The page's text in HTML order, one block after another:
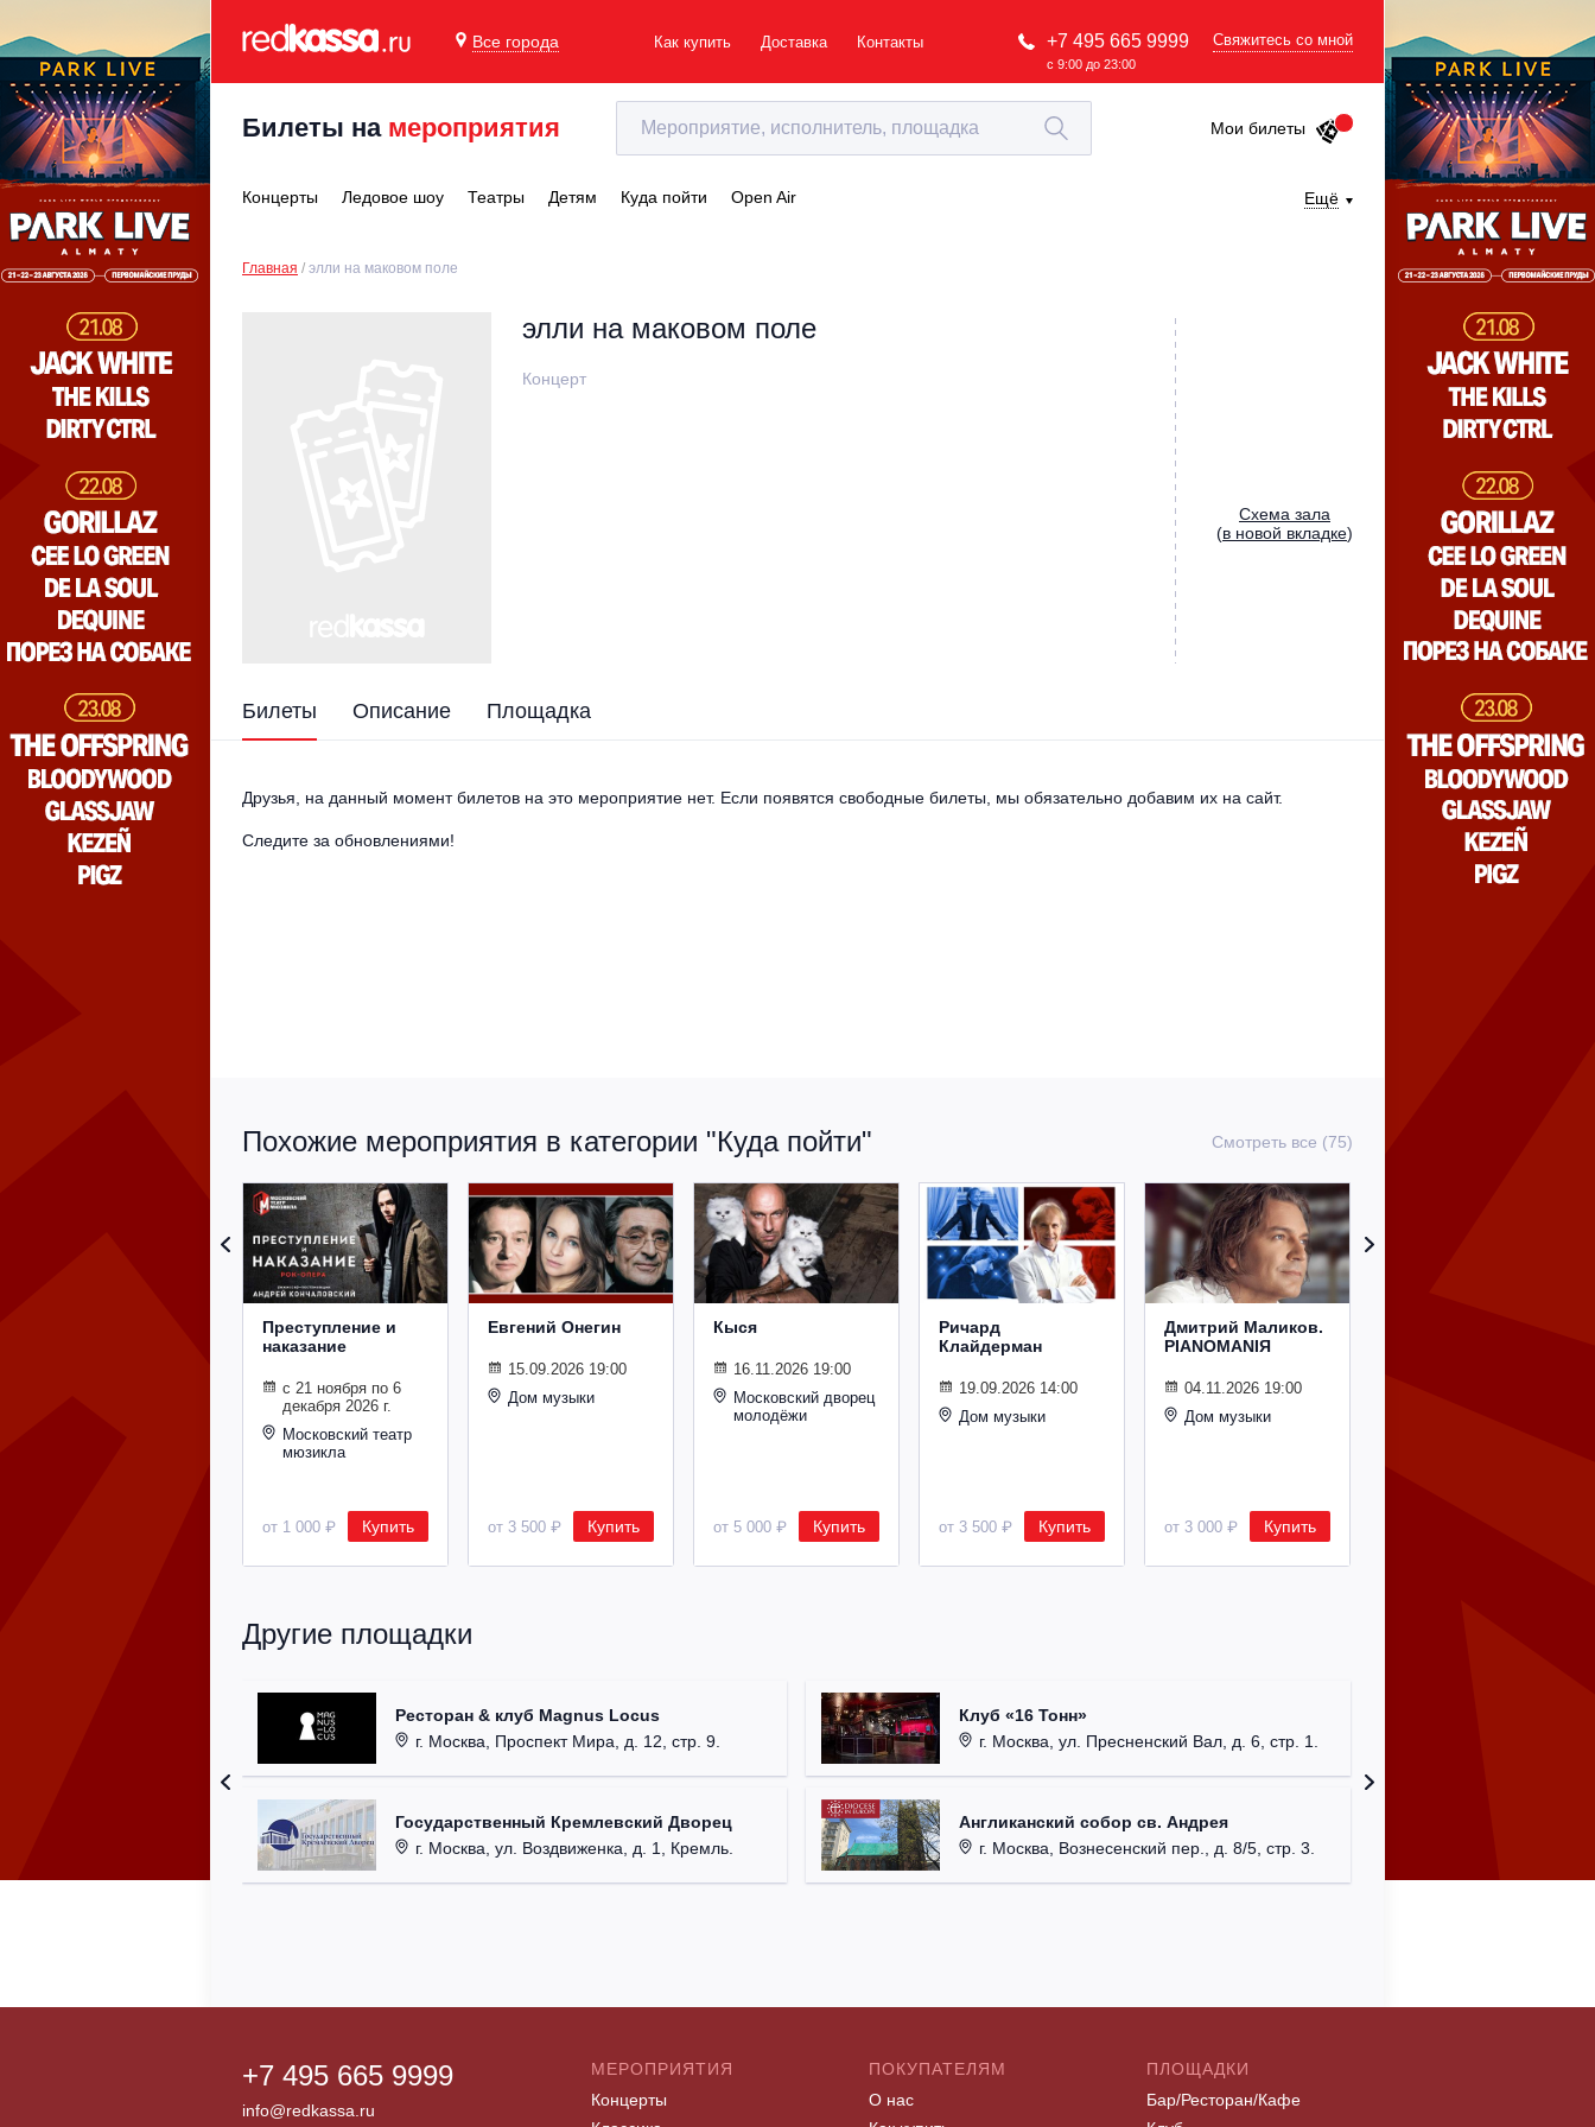
Все города Как купить Доставка Контакты +7 495 665 9999
с 9:00 до 23:00
Свяжитесь со мной
Билеты на мероприятия Мои билеты
Концерты Ледовое шоу Театры Детям Куда пойти Open Air Ещё
Главная элли на маковом поле
элли на маковом поле
Концерт
Cхема зала
(в новой вкладке)
Билеты Описание Площадка
Друзья, на данный момент билетов на это мероприятие нет. Если появятся свободные билеты, мы обязательно добавим их на сайт.
Следите за обновлениями!
Похожие мероприятия в категории "Куда пойти" Смотреть все (75)
Преступление и
наказание
с 21 ноября по 6
декабря 2026 г.
Московский театр
мюзикла
от 1 000 ₽ Купить
Евгений Онегин
15.09.2026 19:00
Дом музыки
от 3 500 ₽ Купить
Кыся
16.11.2026 19:00
Московский дворец
молодёжи
от 5 000 ₽ Купить
Ричард
Клайдерман
19.09.2026 14:00
Дом музыки
от 3 500 ₽ Купить
Дмитрий Маликов.
PIANOMANIЯ
04.11.2026 19:00
Дом музыки
от 3 000 ₽ Купить
Другие площадки
Ресторан & клуб Magnus Locus
г. Москва, Проспект Мира, д. 12, стр. 9.
Государственный Кремлевский Дворец
г. Москва, ул. Воздвиженка, д. 1, Кремль.
Клуб «16 Тонн»
г. Москва, ул. Пресненский Вал, д. 6, стр. 1.
Англиканский собор св. Андрея
г. Москва, Вознесенский пер., д. 8/5, стр. 3.
+7 495 665 9999
info@redkassa.ru
МЕРОПРИЯТИЯ
Концерты
ПОКУПАТЕЛЯМ
О нас
ПЛОЩАДКИ
Бар/Ресторан/Кафе